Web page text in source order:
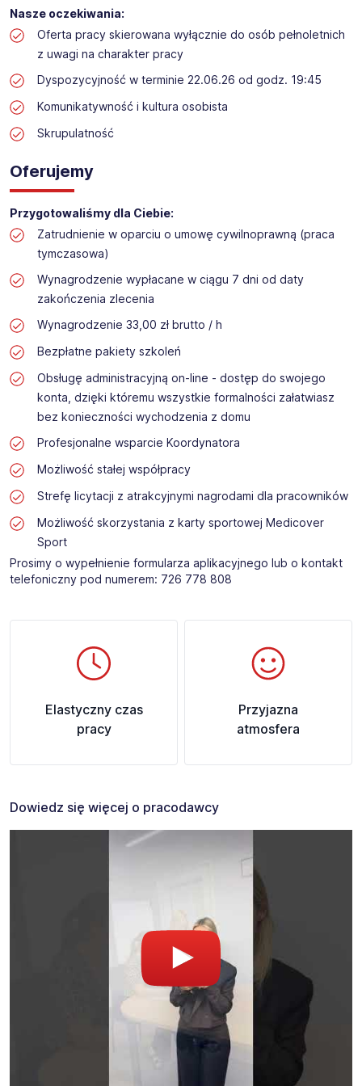
Nasze oczekiwania:
Oferta pracy skierowana wyłącznie do osób pełnoletnich
z uwagi na charakter pracy
Dyspozycyjność w terminie 22.06.26 od godz. 19:45
Komunikatywność i kultura osobista
Skrupulatność
Oferujemy
Przygotowaliśmy dla Ciebie:
Zatrudnienie w oparciu o umowę cywilnoprawną (praca
tymczasowa)
Wynagrodzenie wypłacane w ciągu 7 dni od daty
zakończenia zlecenia
Wynagrodzenie 33,00 zł brutto / h
Bezpłatne pakiety szkoleń
Obsługę administracyjną on-line - dostęp do swojego
konta, dzięki któremu wszystkie formalności załatwiasz
bez konieczności wychodzenia z domu
Profesjonalne wsparcie Koordynatora
Możliwość stałej współpracy
Strefę licytacji z atrakcyjnymi nagrodami dla pracowników
Możliwość skorzystania z karty sportowej Medicover
Sport
Prosimy o wypełnienie formularza aplikacyjnego lub o kontakt
telefoniczny pod numerem: 726 778 808 ​
Elastyczny czas
pracy
Przyjazna
atmosfera
Dowiedz się więcej o pracodawcy